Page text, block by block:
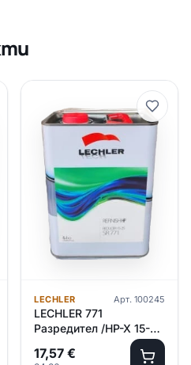
LECHLER Арт. 100245
LECHLER 771
Разредител /HP-X 15-
17,57 €